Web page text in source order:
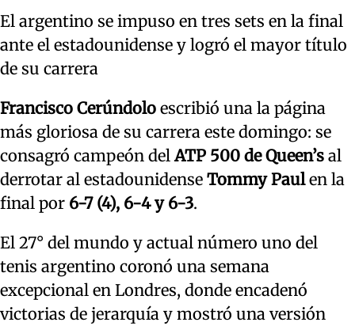
El argentino se impuso en tres sets en la final
ante el estadounidense y logró el mayor título
de su carrera
Francisco Cerúndolo escribió una la página
más gloriosa de su carrera este domingo: se
consagró campeón del ATP 500 de Queen’s al
derrotar al estadounidense Tommy Paulen la
final por 6-7 (4), 6-4 y 6-3.
El 27° del mundo y actual número uno del
tenis argentino coronó una semana
excepcional en Londres, donde encadenó
victorias de jerarquía y mostró una versión